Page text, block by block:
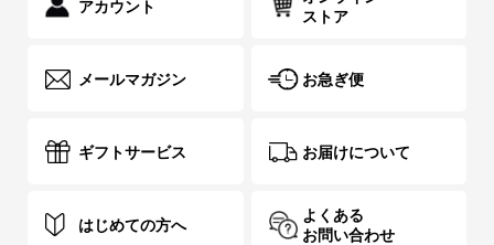
アカウント
ストア
メールマガジン お急ぎ便
ギフトサービス お届けについて
はじめての方へ
よくある
お問い合わせ